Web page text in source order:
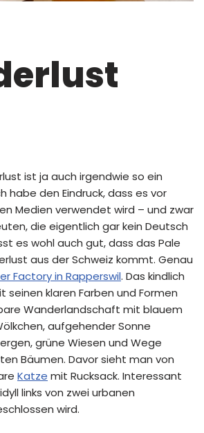
ist ja auch irgendwie so ein
habe den Eindruck, dass es vor
Medien verwendet wird – und zwar
die eigentlich gar kein Deutsch
es wohl auch gut, dass das Pale
aus der Schweiz kommt. Genau
Factory in Rapperswil. Das kindlich
seinen klaren Farben und Formen
Wanderlandschaft mit blauem
aufgehender Sonne
grüne Wiesen und Wege
Bäumen. Davor sieht man von
Katze mit Rucksack. Interessant
links von zwei urbanen
wird.